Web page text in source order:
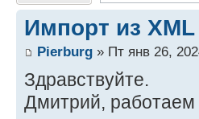
Импорт из
Pierburg » Пт янв 26,
Здравствуйте.
Дмитрий,